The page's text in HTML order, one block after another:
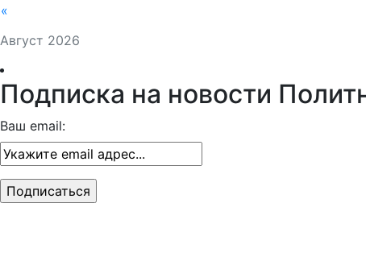
Август 2026
«
Подписка на новости
Ваш email: